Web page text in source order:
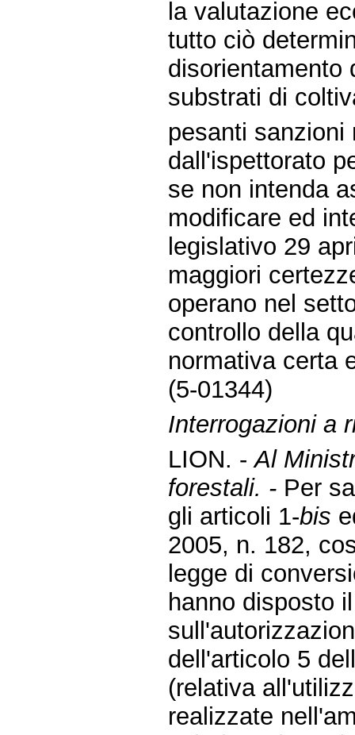
la valutazione
tutto ciò
disorientamento
substrati di
pesanti
dall'ispettorato
se non intenda
modificare ed
legislativo 29
maggiori
operano nel
controllo della
normativa certa
(5-01344)
Interrogazioni a
LION. -Al
forestali. - Per
gli articoli 1-bis
2005, n. 182,
legge di
hanno disposto
dell'articolo 5
(relativa
realizzate